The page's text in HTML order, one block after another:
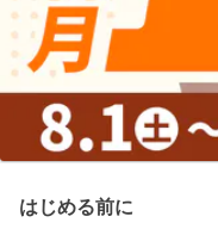
はじめる前に